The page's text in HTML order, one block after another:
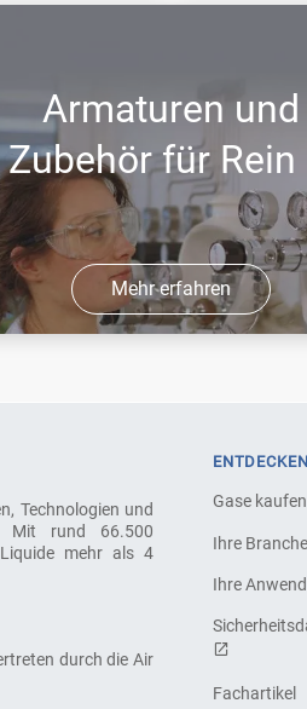
Das
Armaturen und
Zubehör für Rein
Mehr erfahren
Flaschenprodukte wie
pas ...
Technologien und
Mit rund 66.500
mehr als 4
durch die Air
ENTDECKEN
Gase kaufen
Ihre Branche
Ihre
Fachartikel